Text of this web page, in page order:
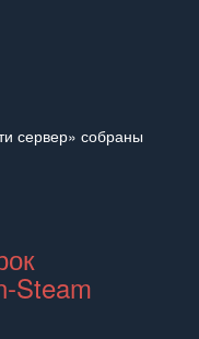
сервер» собраны